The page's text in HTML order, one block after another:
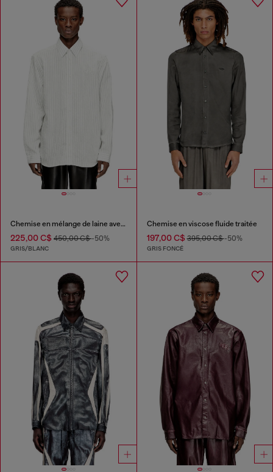
Chemise en mélange de laine avec broderie Oval D.
225,00 C$ 450,00 C$-50%
GRIS/BLANC
Chemise en viscose fluide traitée
197,00 C$395,00 C$-50%
GRIS FONCÉ